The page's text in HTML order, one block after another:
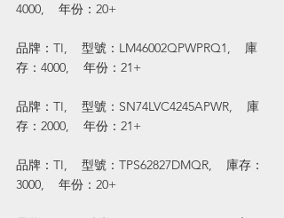
4000,    年份：20+
品牌：TI,    型號：LM46002QPWPRQ1,    庫
存：4000,    年份：21+
品牌：TI,    型號：SN74LVC4245APWR,    庫
存：2000,    年份：21+
品牌：TI,    型號：TPS62827DMQR,    庫存：
3000,    年份：20+